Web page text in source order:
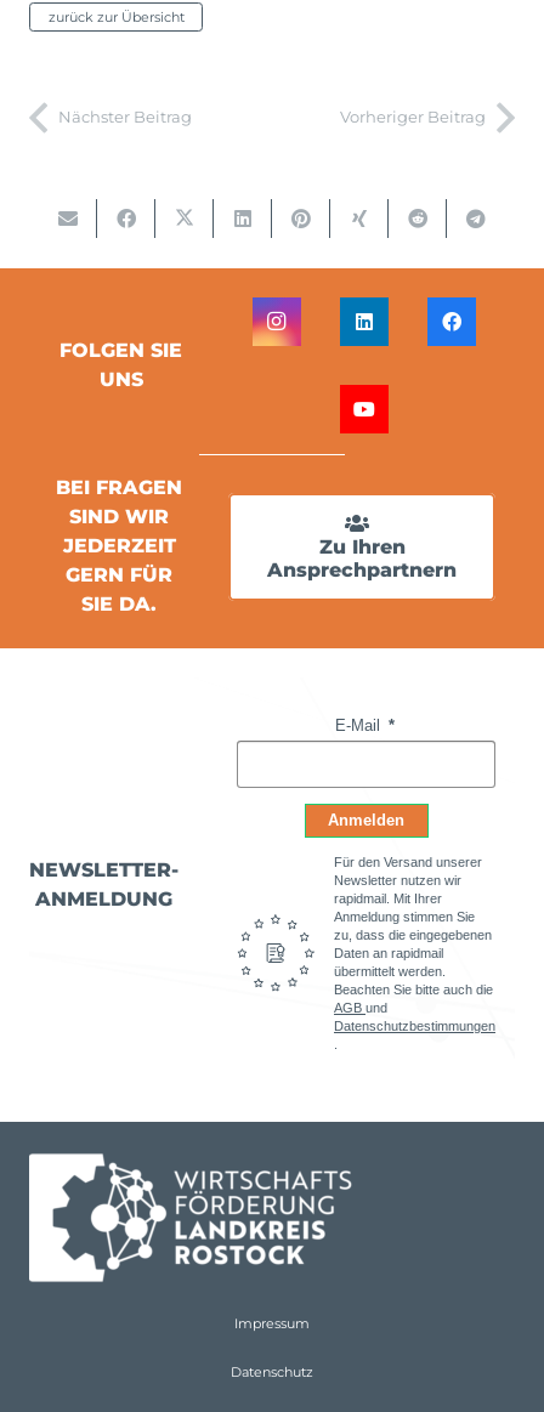
zurück zur Übersicht
Nächster Beitrag Vorheriger Beitrag
FOLGEN SIE
UNS
BEI FRAGEN
SIND WIR
JEDERZEIT
GERN FÜR
SIE DA.
Zu Ihren
Ansprechpartnern
NEWSLETTER-
ANMELDUNG
E-Mail
Anmelden
Für den Versand unserer
Newsletter nutzen wir
rapidmail. Mit Ihrer
Anmeldung stimmen Sie
zu, dass die eingegebenen
Daten an rapidmail
übermittelt werden.
Beachten Sie bitte auch die
AGB und
Datenschutzbestimmungen
Impressum
Datenschutz